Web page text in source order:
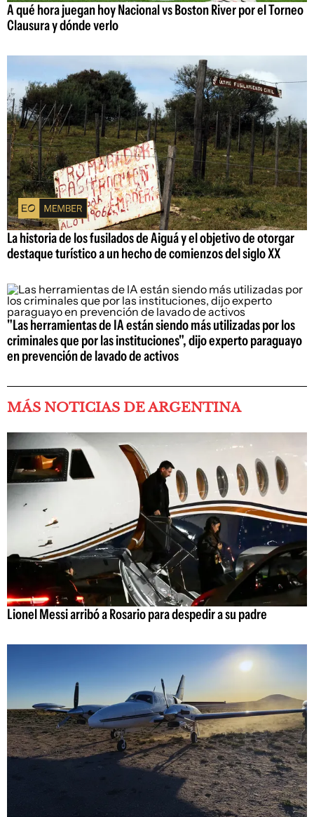
A qué hora juegan hoy Nacional vs Boston River por el Torneo
Clausura y dónde verlo
La historia de los fusilados de Aiguá y el objetivo de otorgar
destaque turístico a un hecho de comienzos del siglo XX
"Las herramientas de IA están siendo más utilizadas por los
criminales que por las instituciones", dijo experto paraguayo
en prevención de lavado de activos
MÁS NOTICIAS DE ARGENTINA
Lionel Messi arribó a Rosario para despedir a su padre